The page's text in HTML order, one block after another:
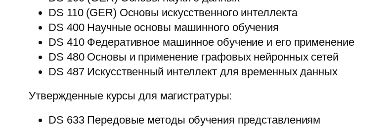
DS 110 (GER) Основы искусственного интеллекта
DS 400 Научные основы машинного обучения
DS 410 Федеративное машинное обучение и его применение
DS 480 Основы и применение графовых нейронных сетей
DS 487 Искусственный интеллект для временных данных
Утвержденные курсы для магистратуры:
DS 633 Передовые методы обучения представлениям